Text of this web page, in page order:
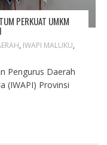
PERKUAT UMKM
, IWAPI MALUKU,
Pengurus Daerah
(IWAPI) Provinsi